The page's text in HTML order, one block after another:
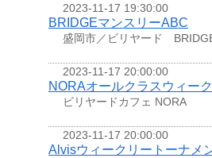
2023-11-17 19:30:00
BRIDGEマンスリーABC
盛岡市／ビリヤード
2023-11-17 20:00:00
NORAオールクラスウィー
ビリヤードカフェ NORA
2023-11-17 20:00:00
Alvisウィークリートーナ